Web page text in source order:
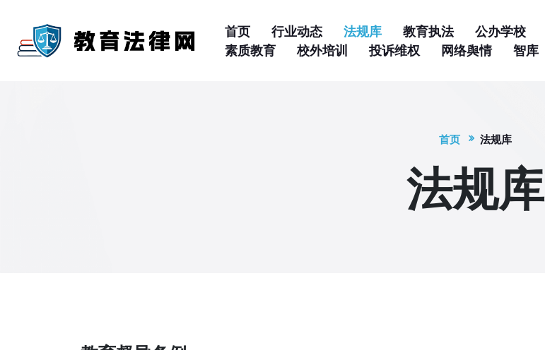
首页 行业动态 法规库 教育执法 公办学校
素质教育
校外培训 投诉维权 网络舆情 智库
首页 法规库
法规库